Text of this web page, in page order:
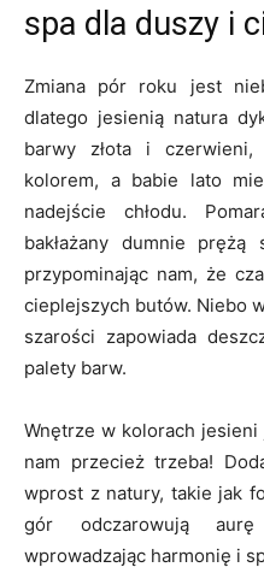
spa dla duszy i
Zmiana pór roku jest
dlatego jesienią natura
barwy złota i
kolorem, a babie lato
nadejście chłodu.
bakłażany dumnie prężą
przypominając nam, że
cieplejszych butów. Niebo
szarości zapowiada
palety barw.
Wnętrze w kolorach
nam przecież trzeba!
wprost z natury, takie jak
gór odczarowują
wprowadzając harmonię i